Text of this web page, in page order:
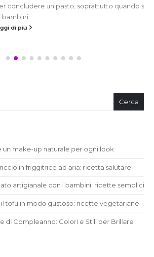
un pasto, soprattutto quando si tratta
Cerca
un make-up naturale per ogni look
in friggitrice ad aria: ricetta salutare
artigianale con i bambini: ricette semplici
tofu in modo gustoso: ricette vegetariane
di Compleanno: Colori e Stili per Brillare